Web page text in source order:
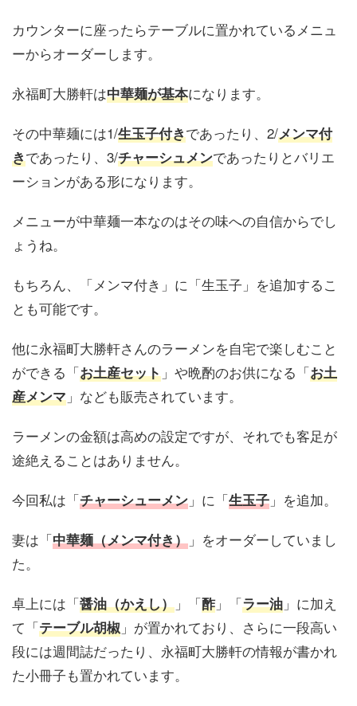
カウンターに座ったらテーブルに置かれているメニュ
ーからオーダーします。
永福町大勝軒は中華麺が基本になります。
その中華麺には1/生玉子付きであったり、2/メンマ付
きであったり、3/チャーシュメンであったりとバリエ
ーションがある形になります。
メニューが中華麺一本なのはその味への自信からでし
ょうね。
もちろん、「メンマ付き」に「生玉子」を追加するこ
とも可能です。
他に永福町大勝軒さんのラーメンを自宅で楽しむこと
ができる「お土産セット 」や晩酌のお供になる「お土
産メンマ 」なども販売されています。
ラーメンの金額は高めの設定ですが、それでも客足が
途絶えることはありません。
今回私は「チャーシューメン 」に「生玉子 」を追加。
妻は「中華麺（メンマ付き） 」をオーダーしていまし
た。
卓上には「醤油（かえし） 」「酢」「ラー油 」に加え
て「テーブル胡椒 」が置かれており、さらに一段高い
段には週間誌だったり、永福町大勝軒の情報が書かれ
た小冊子も置かれています。